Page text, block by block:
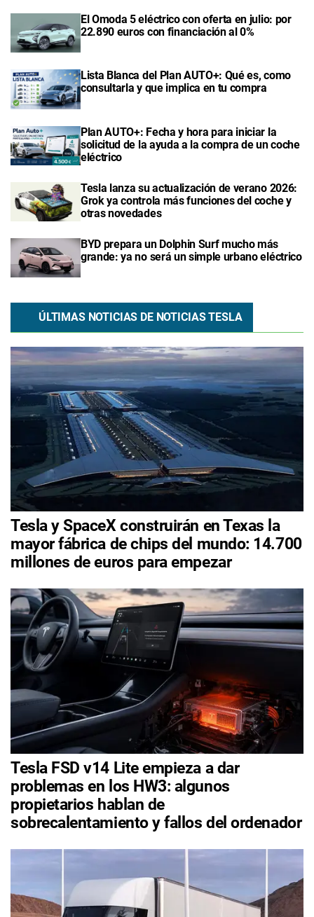
El Omoda 5 eléctrico con oferta en julio: por
22.890 euros con financiación al 0%
Lista Blanca del Plan AUTO+: Qué es, como
consultarla y que implica en tu compra
Plan AUTO+: Fecha y hora para iniciar la
solicitud de la ayuda a la compra de un coche
eléctrico
Tesla lanza su actualización de verano 2026:
Grok ya controla más funciones del coche y
otras novedades
BYD prepara un Dolphin Surf mucho más
grande: ya no será un simple urbano eléctrico
ÚLTIMAS NOTICIAS DE NOTICIAS TESLA
Tesla y SpaceX construirán en Texas la
mayor fábrica de chips del mundo: 14.700
millones de euros para empezar
Tesla FSD v14 Lite empieza a dar
problemas en los HW3: algunos
propietarios hablan de
sobrecalentamiento y fallos del ordenador